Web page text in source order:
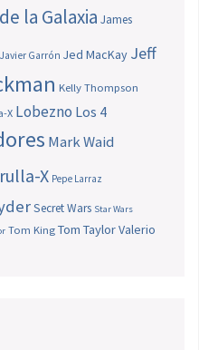
la Galaxia James
Javier Garrón Jed MacKay Jeff
Kelly Thompson
X Lobezno Los 4
Mark Waid
X Pepe Larraz
Secret Wars Star Wars
Tom King Tom TaylorValerio